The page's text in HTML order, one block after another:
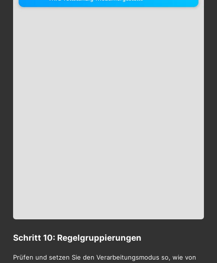
Schritt 10: Regelgruppierungen
Prüfen und setzen Sie den Verarbeitungsmodus so, wie von